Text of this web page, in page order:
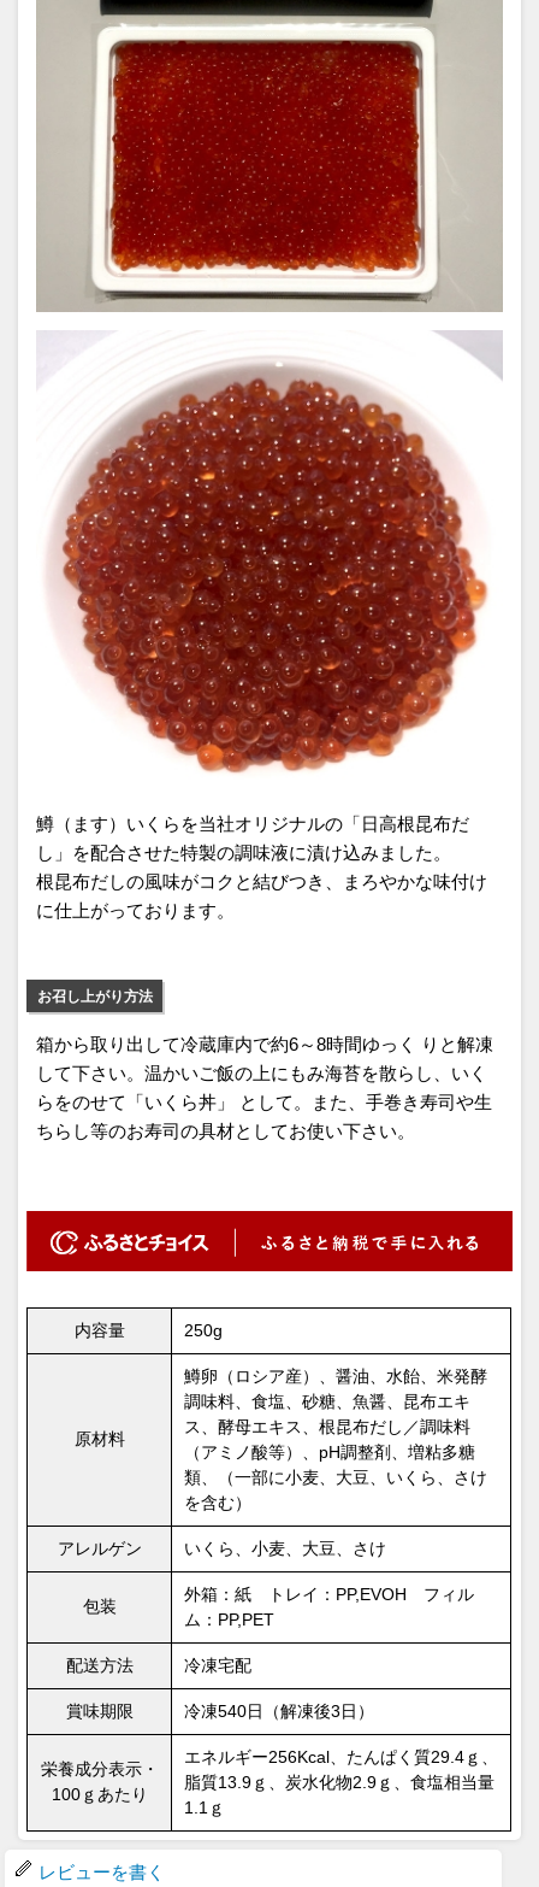
鱒（ます）いくらを当社オリジナルの「日高根昆布だ
し」を配合させた特製の調味液に漬け込みました。
根昆布だしの風味がコクと結びつき、まろやかな味付け
に仕上がっております。
お召し上がり方法
箱から取り出して冷蔵庫内で約6～8時間ゆっく りと解凍
して下さい。温かいご飯の上にもみ海苔を散らし、いく
らをのせて「いくら丼」 として。また、手巻き寿司や生
ちらし等のお寿司の具材としてお使い下さい。
内容量 250g
原材料
鱒卵（ロシア産）、醤油、水飴、米発酵
調味料、食塩、砂糖、魚醤、昆布エキ
ス、酵母エキス、根昆布だし／調味料
（アミノ酸等）、pH調整剤、増粘多糖
類、（一部に小麦、大豆、いくら、さけ
を含む）
アレルゲン いくら、小麦、大豆、さけ
包装
外箱：紙 トレイ：PP,EVOH フィル
ム：PP,PET
配送方法 冷凍宅配
賞味期限 冷凍540日（解凍後3日）
栄養成分表示・
100ｇあたり
エネルギー256Kcal、たんぱく質29.4ｇ、
脂質13.9ｇ、炭水化物2.9ｇ、食塩相当量
1.1ｇ
レビューを書く